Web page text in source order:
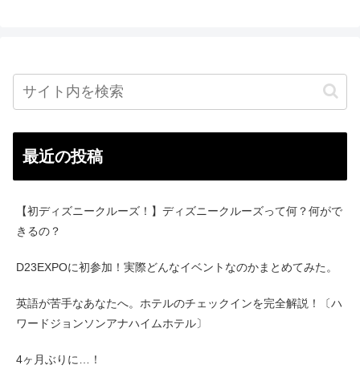
最近の投稿
【初ディズニークルーズ！】ディズニークルーズって何？何がで
きるの？
D23EXPOに初参加！実際どんなイベントなのかまとめてみた。
英語が苦手なあなたへ。ホテルのチェックインを完全解説！〔ハ
ワードジョンソンアナハイムホテル〕
4ヶ月ぶりに…！